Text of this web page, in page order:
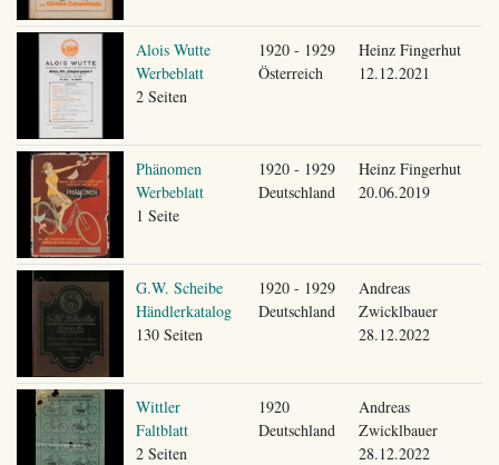
Alois Wutte
Werbeblatt
2 Seiten
1920 - 1929
Österreich
Heinz Fingerhut
12.12.2021
Phänomen
Werbeblatt
1 Seite
1920 - 1929
Deutschland
Heinz Fingerhut
20.06.2019
G.W. Scheibe
Händlerkatalog
130 Seiten
1920 - 1929
Deutschland
Andreas
Zwicklbauer
28.12.2022
Wittler
Faltblatt
2 Seiten
1920
Deutschland
Andreas
Zwicklbauer
28.12.2022